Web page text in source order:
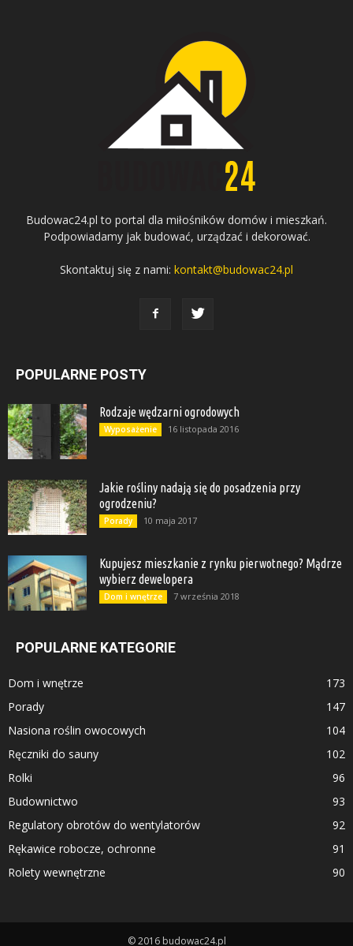
Budowac24.pl to portal dla miłośników domów i mieszkań.
Podpowiadamy jak budować, urządzać i dekorować.
Skontaktuj się z nami: kontakt@budowac24.pl
POPULARNE POSTY
Rodzaje wędzarni ogrodowych
Wyposażenie 16 listopada 2016
Jakie rośliny nadają się do posadzenia przy
ogrodzeniu?
Porady 10 maja 2017
Kupujesz mieszkanie z rynku pierwotnego? Mądrze
wybierz dewelopera
Dom i wnętrze 7 września 2018
POPULARNE KATEGORIE
Dom i wnętrze
173
Porady
147
Nasiona roślin owocowych
104
Ręczniki do sauny
102
Rolki
96
Budownictwo
93
Regulatory obrotów do wentylatorów
92
Rękawice robocze, ochronne
91
Rolety wewnętrzne
90
© 2016 budowac24.pl